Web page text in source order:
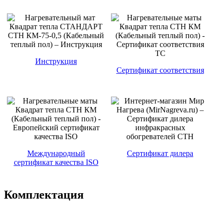
Инструкция
Сертификат соответствия
Международный
сертификат качества ISO
Сертификат дилера
Комплектация